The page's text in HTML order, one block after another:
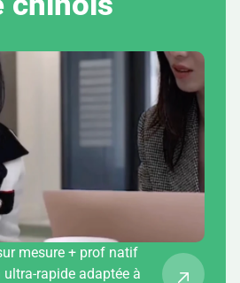
mesure + prof natif
rapide adaptée à